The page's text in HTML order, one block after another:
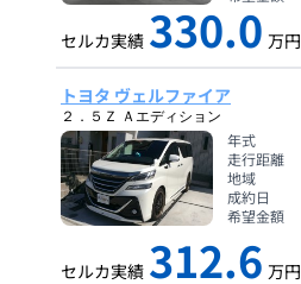
セルカ実績 330.0 万円
トヨタ ヴェルファイア
２．５Ｚ Ａエディション
年式
走行距離
地域
成約日
希望金額
セルカ実績 312.6 万円